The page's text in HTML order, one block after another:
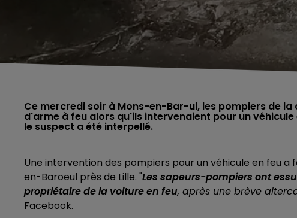
Ce mercredi soir à Mons-en-Bar-ul, les pompiers de
d'arme à feu alors qu'ils intervenaient pour un
le suspect a été interpellé.
Une intervention des pompiers pour un véhicule en feu
en-Baroeul près de Lille. "Les sapeurs-pompiers ont
propriétaire de la voiture en feu, après une brève
Facebook.